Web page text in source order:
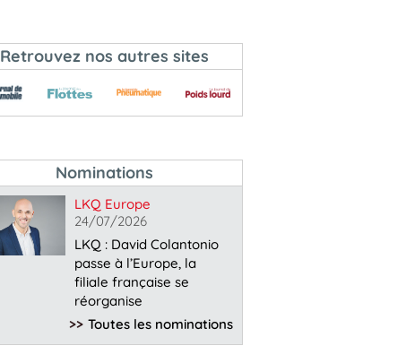
Retrouvez nos autres sites
Nominations
LKQ Europe
24/07/2026
LKQ : David Colantonio
passe à l’Europe, la
filiale française se
réorganise
>> Toutes les nominations